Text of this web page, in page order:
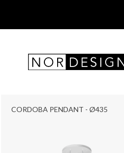
CORDOBA PENDANT - Ø435